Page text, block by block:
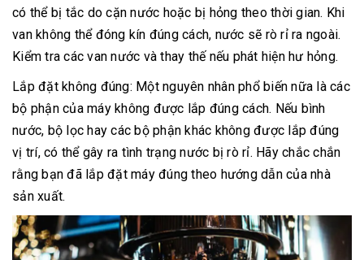
có thể bị tắc do cặn nước hoặc bị hỏng theo thời gian. Khi
van không thể đóng kín đúng cách, nước sẽ rò rỉ ra ngoài.
Kiểm tra các van nước và thay thế nếu phát hiện hư hỏng.
Lắp đặt không đúng: Một nguyên nhân phổ biến nữa là các
bộ phận của máy không được lắp đúng cách. Nếu bình
nước, bộ lọc hay các bộ phận khác không được lắp đúng
vị trí, có thể gây ra tình trạng nước bị rò rỉ. Hãy chắc chắn
rằng bạn đã lắp đặt máy đúng theo hướng dẫn của nhà
sản xuất.